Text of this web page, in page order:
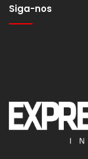
Siga-nos